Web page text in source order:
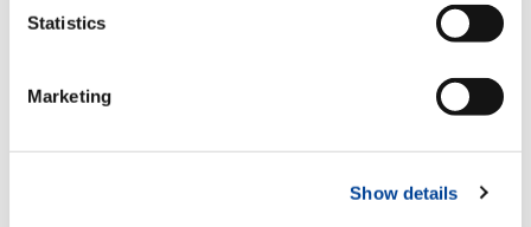
Statistics
Marketing
Show details
dabei direkt von einem Transport-Schiff
platziert und in den Grund des Ijsselmeers
machte die Angelegenheit natürlich